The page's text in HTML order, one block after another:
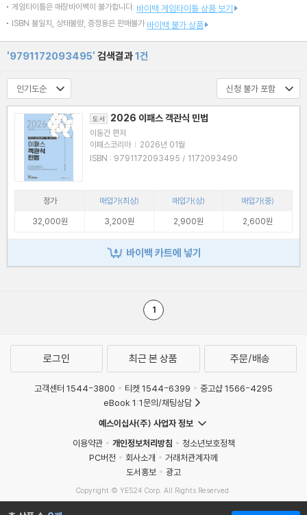
게임타이틀은 매장바이백이 불가합니다. 바이백 게임타이틀 상품 보기
ISBN 불일치, 상태불량, 증정용은 판매불가 바이백 불가 상품
'9791172093495' 검색결과1건
도서 2026 이패스 객관식 민법
이동건 편저
이패스코리아 | 2026년 01월
ISBN : 9791172093495 / 1172093490
정가 매입가(최상) 매입가(상)
매입가(중)
32,000원
3,200원 2,900원 2,600원
바이백 카트에 넣기
1
로그인 최근 본 상품 주문/배송
고객센터 1544-3800 티켓 1544-6399
중고샵 1566-4295
eBook 1:1문의/채팅상담
예스이십사(주) 사업자 정보
이용약관
개인정보처리방침
청소년보호정책
PC버전
회사소개
거래처관계자께
도서홍보
광고
Copyright © YES24 Corp. All Rights Reserved.
MATOM9